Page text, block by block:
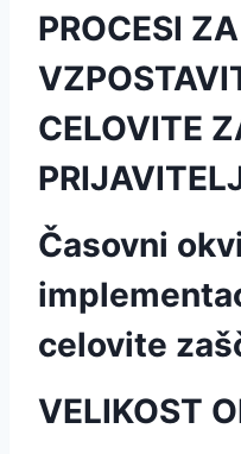
PROCESI ZA
CELOVITE
Časovni
celovite
VELIKOST